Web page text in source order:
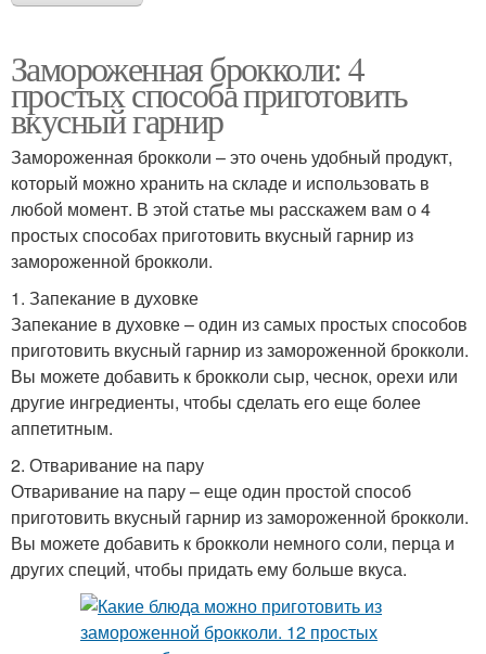
Замороженная брокколи: 4
простых способа приготовить
вкусный гарнир
Замороженная брокколи – это очень удобный продукт,
который можно хранить на складе и использовать в
любой момент. В этой статье мы расскажем вам о 4
простых способах приготовить вкусный гарнир из
замороженной брокколи.
1. Запекание в духовке
Запекание в духовке – один из самых простых способов
приготовить вкусный гарнир из замороженной брокколи.
Вы можете добавить к брокколи сыр, чеснок, орехи или
другие ингредиенты, чтобы сделать его еще более
аппетитным.
2. Отваривание на пару
Отваривание на пару – еще один простой способ
приготовить вкусный гарнир из замороженной брокколи.
Вы можете добавить к брокколи немного соли, перца и
других специй, чтобы придать ему больше вкуса.